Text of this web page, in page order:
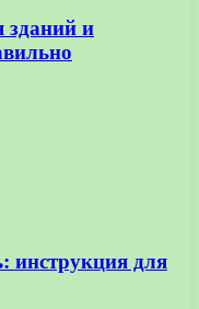
зданий и
инструкция для